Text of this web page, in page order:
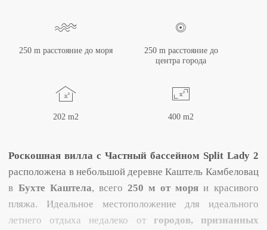
250 m расстояние до моря
250 m расстояние до
центра города
202 m2 400 m2
Роскошная вилла сЧастный бассейном Split Lady 2
расположена в небольшой деревне Каштель Камбеловац
в Бухте Каштела, всего 250 м от моря и красивого
пляжа. Идеальное местоположение для идеального
летнего отдыха недалеко от городов, признанных